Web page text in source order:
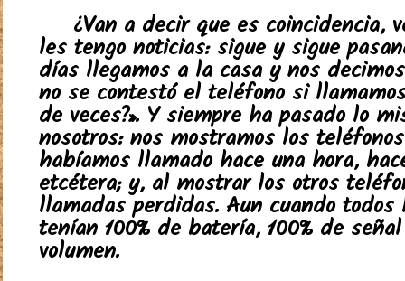
¿Van a decir que es coincidencia,
les tengo noticias: sigue y sigue
días llegamos a la casa y nos
no se contestó el teléfono si
de veces?». Y siempre ha pasado lo
nosotros: nos mostramos los
habíamos llamado hace una hora,
etcétera; y, al mostrar los otros
llamadas perdidas. Aun cuando
tenían 100% de batería, 100% de
volumen.